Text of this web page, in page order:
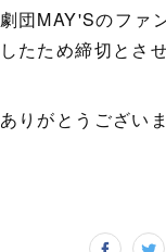
団MAY'Sのファ
たため締切とさ
りがとうござい